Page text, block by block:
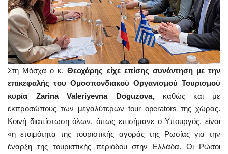
Στη Μόσχα ο κ.Θεοχάρης είχε επίσης συνάντηση με την
επικεφαλής του Ομοσπονδιακού Οργανισμού Τουρισμού
κυρία Zarina Valeriyevna Doguzova, καθώς και με
εκπροσώπους των μεγαλύτερων tour operators της χώρας.
Κοινή διαπίστωση όλων, όπως επισήμανε ο Υπουργός, είναι
«η ετοιμότητα της τουριστικής αγοράς της Ρωσίας για την
έναρξη της τουριστικής περιόδου στην Ελλάδα. Οι Ρώσοι